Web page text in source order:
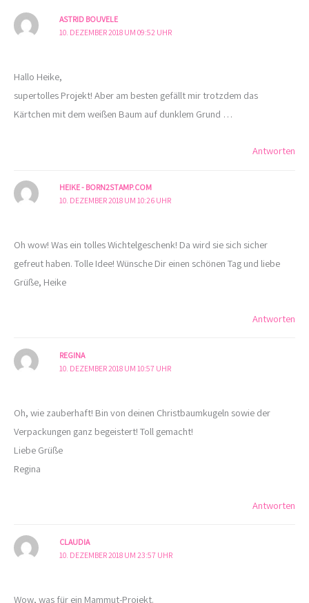
ASTRID BOUVELE
10. DEZEMBER 2018 UM 09:52 UHR
Hallo Heike,
supertolles Projekt! Aber am besten gefällt mir trotzdem das
Kärtchen mit dem weißen Baum auf dunklem Grund …
Antworten
HEIKE - BORN2STAMP.COM
10. DEZEMBER 2018 UM 10:26 UHR
Oh wow! Was ein tolles Wichtelgeschenk! Da wird sie sich sicher
gefreut haben. Tolle Idee! Wünsche Dir einen schönen Tag und liebe
Grüße, Heike
Antworten
REGINA
10. DEZEMBER 2018 UM 10:57 UHR
Oh, wie zauberhaft! Bin von deinen Christbaumkugeln sowie der
Verpackungen ganz begeistert! Toll gemacht!
Liebe Grüße
Regina
Antworten
CLAUDIA
10. DEZEMBER 2018 UM 23:57 UHR
Wow, was für ein Mammut-Projekt.